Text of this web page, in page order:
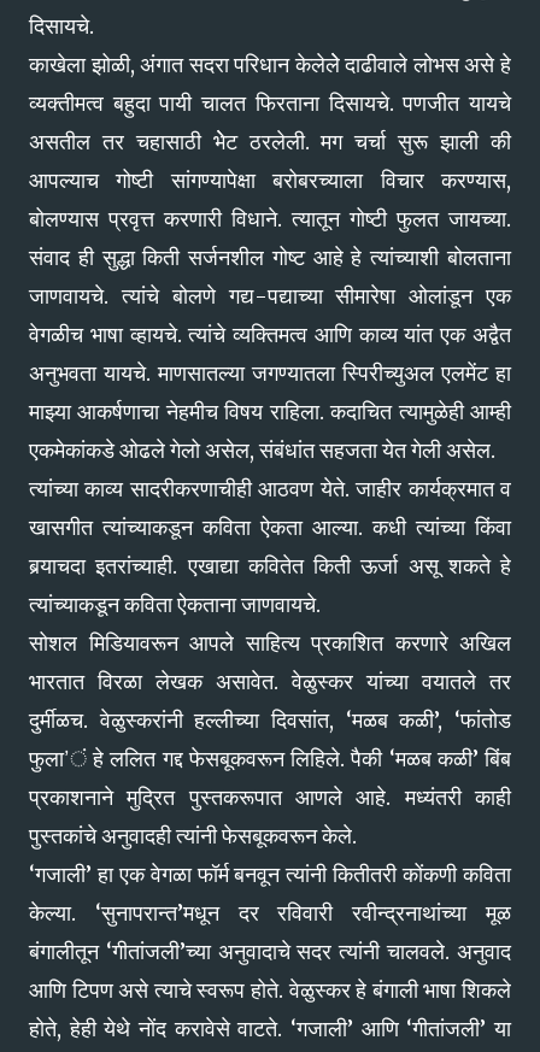
दिसायचे.
काखेला झोळी, अंगात सदरा परिधान केलेलेे दाढीवाले लोभस असे हे
व्यक्तीमत्व बहुदा पायी चालत फिरताना दिसायचे. पणजीत यायचे
असतील तर चहासाठी भेेट ठरलेली. मग चर्चा सुरू झाली की
आपल्याच गोष्टी सांगण्यापेक्षा बरोबरच्याला विचार करण्यास,
बोलण्यास प्रवृत्त करणारी विधाने. त्यातून गोष्टी फुलत जायच्या.
संवाद ही सुद्धा किती सर्जनशील गोष्ट आहे हे त्यांच्याशी बोलताना
जाणवायचे. त्यांचे बोलणे गद्य-पद्याच्या सीमारेषा ओलांडून एक
वेगळीच भाषा व्हायचे. त्यांचे व्यक्तिमत्व आणि काव्य यांत एक अद्वैत
अनुभवता यायचे. माणसातल्या जगण्यातला स्पिरीच्युअल एलमेंट हा
माझ्या आकर्षणाचा नेहमीच विषय राहिला. कदाचित त्यामुळेही आम्ही
एकमेकांकडे ओढले गेलो असेल, संबंधांत सहजता येत गेली असेल.
त्यांच्या काव्य सादरीकरणाचीही आठवण येते. जाहीर कार्यक्रमात व
खासगीत त्यांच्याकडून कविता ऐकता आल्या. कधी त्यांच्या किंवा
बर्‍याचदा इतरांच्याही. एखाद्या कवितेत किती ऊर्जा असू शकते हे
त्यांच्याकडून कविता ऐकताना जाणवायचे.
सोशल मिडियावरून आपले साहित्य प्रकाशित करणारे अखिल
भारतात विरळा लेखक असावेत. वेळुस्कर यांच्या वयातले तर
दुर्मीळच. वेळुस्करांनी हल्लीच्या दिवसांत, ‘मळब कळी’, ‘फांतोड
फुला’ं हे ललित गद्द फेसबूकवरून लिहिले. पैकी ‘मळब कळी’ बिंब
प्रकाशनाने मुद्रित पुस्तकरूपात आणले आहे. मध्यंतरी काही
पुस्तकांचे अनुवादही त्यांनी फेसबूकवरून केले.
‘गजाली’ हा एक वेगळा फॉर्म बनवून त्यांनी कितीतरी कोंकणी कविता
केल्या. ‘सुनापरान्त’मधून दर रविवारी रवीन्द्रनाथांच्या मूळ
बंगालीतून ‘गीतांजली’च्या अनुवादाचे सदर त्यांनी चालवले. अनुवाद
आणि टिपण असे त्याचे स्वरूप होते. वेळुस्कर हे बंगाली भाषा शिकले
होते, हेही येथे नोंद करावेसे वाटते. ‘गजाली’ आणि ‘गीतांजली’ या